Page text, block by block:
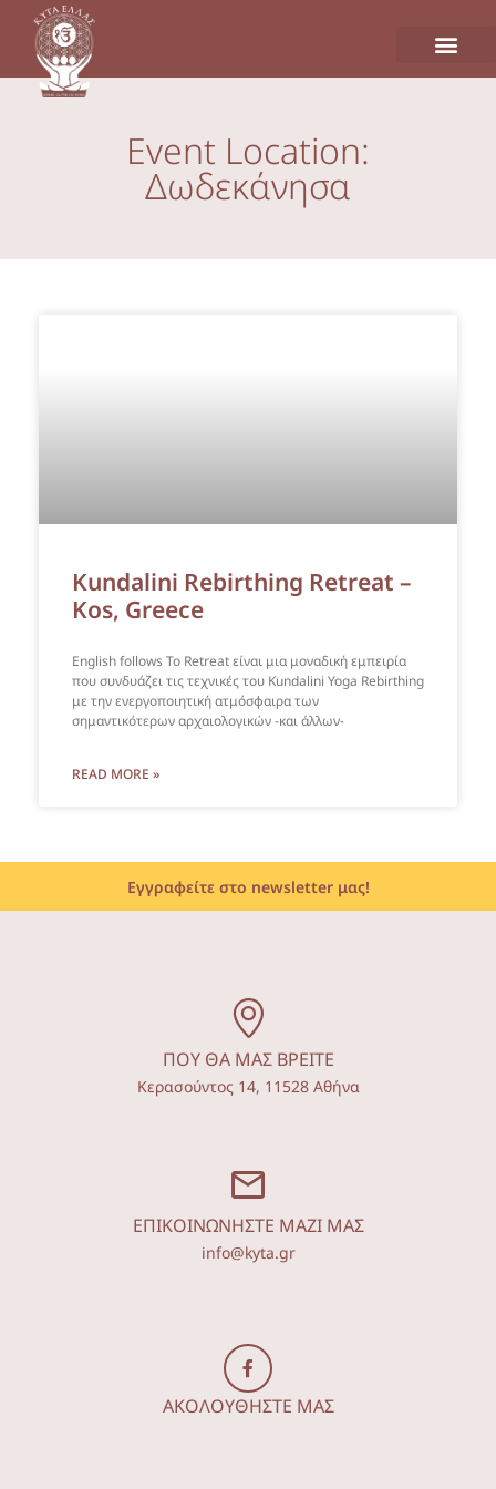
Event Location:
Δωδεκάνησα
Kundalini Rebirthing Retreat –
Kos, Greece
English follows Το Retreat είναι μια μοναδική εμπειρία
που συνδυάζει τις τεχνικές του Kundalini Yoga Rebirthing
με την ενεργοποιητική ατμόσφαιρα των
σημαντικότερων αρχαιολογικών -και άλλων-
READ MORE »
Εγγραφείτε στο newsletter μας!
ΠΟΥ ΘΑ ΜΑΣ ΒΡΕΙΤΕ
Κερασούντος 14, 11528 Αθήνα
ΑΚΟΛΟΥΘΗΣΤΕ ΜΑΣ
ΕΠΙΚΟΙΝΩΝΗΣΤΕ ΜΑΖΙ ΜΑΣ
info@kyta.gr